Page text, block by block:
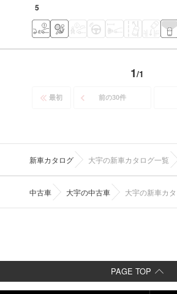
5
1/1
最初 前の30件
新車カタログ 大宇の新車カタログ一覧
中古車 大宇の中古車 大宇の新車カ
PAGE TOP